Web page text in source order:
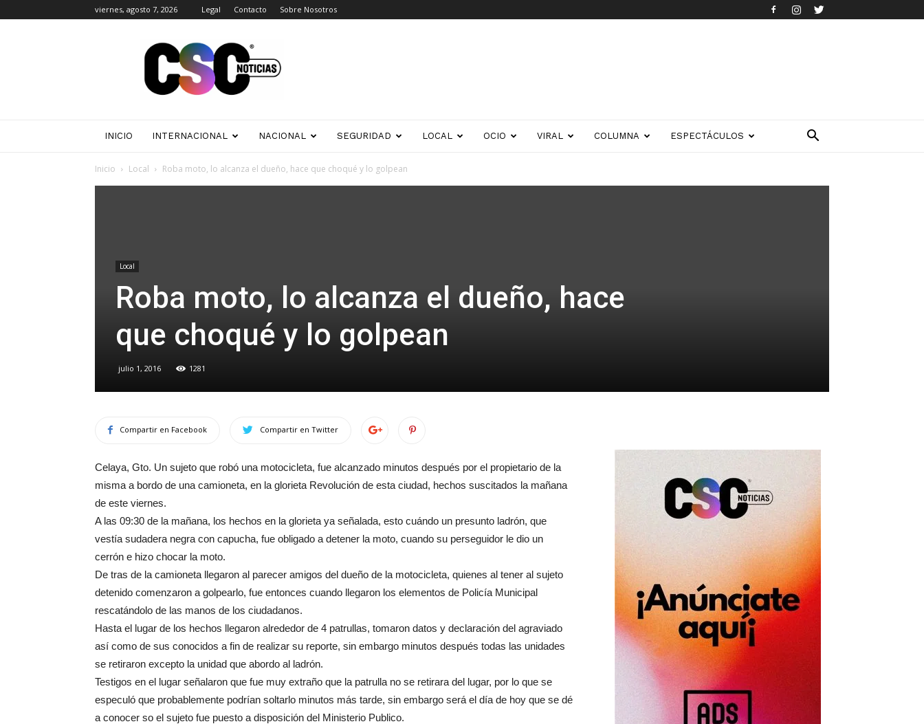
viernes, agosto 7, 2026 Legal Contacto Sobre Nosotros
Noticias
INICIO INTERNACIONAL NACIONAL SEGURIDAD LOCAL OCIO VIRAL COLUMNA ESPECTÁCULOS
Inicio Local Roba moto, lo alcanza el dueño, hace que choqué y lo golpean
Local
Roba moto, lo alcanza el dueño, hace
que choqué y lo golpean
julio 1, 2016 1281
Compartir en Facebook Compartir en Twitter
Celaya, Gto. Un sujeto que robó una motocicleta, fue alcanzado minutos después por el propietario de la
misma a bordo de una camioneta, en la glorieta Revolución de esta ciudad, hechos suscitados la mañana
de este viernes.
A las 09:30 de la mañana, los hechos en la glorieta ya señalada, esto cuándo un presunto ladrón, que
vestía sudadera negra con capucha, fue obligado a detener la moto, cuando su perseguidor le dio un
cerrón e hizo chocar la moto.
De tras de la camioneta llegaron al parecer amigos del dueño de la motocicleta, quienes al tener al sujeto
detenido comenzaron a golpearlo, fue entonces cuando llegaron los elementos de Policía Municipal
rescatándolo de las manos de los ciudadanos.
Hasta el lugar de los hechos llegaron alrededor de 4 patrullas, tomaron datos y declaración del agraviado
así como de sus conocidos a fin de realizar su reporte, sin embargo minutos después todas las unidades
se retiraron excepto la unidad que abordo al ladrón.
Testigos en el lugar señalaron que fue muy extraño que la patrulla no se retirara del lugar, por lo que se
especuló que probablemente podrían soltarlo minutos más tarde, sin embargo será el día de hoy que se dé
a conocer so el sujeto fue puesto a disposición del Ministerio Publico.